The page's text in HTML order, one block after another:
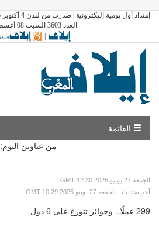
إمتداد أول يومية إليكترونية | صدرت من لندن 4 أكتوبر 2016
العدد 3603 السبت 08 أغسطس 2026 آخر تحديث GMT 06:00
|
القائمة
من عناوين اليوم:
GMT الجمعة 27 يونيو 2025 12:30
GMT الجمعة 27 يونيو 2025 10:29
: آخر تحديث
299 عملًا.. وجوائز تتوزع على 6 دول